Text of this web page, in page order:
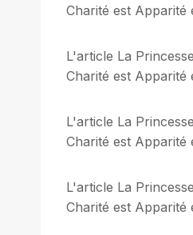
Charité est Apparité
L'article La
Charité est Apparité
L'article La
Charité est Apparité
L'article La
Charité est Apparité